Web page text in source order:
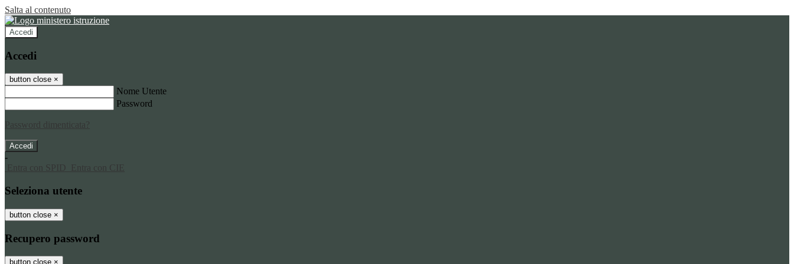
Salta al contenuto
Accedi
Accedi
button close ×
Nome Utente
Password
Password dimenticata?
-
Entra con SPID
Entra con CIE
Seleziona utente
button close ×
Recupero password
button close ×